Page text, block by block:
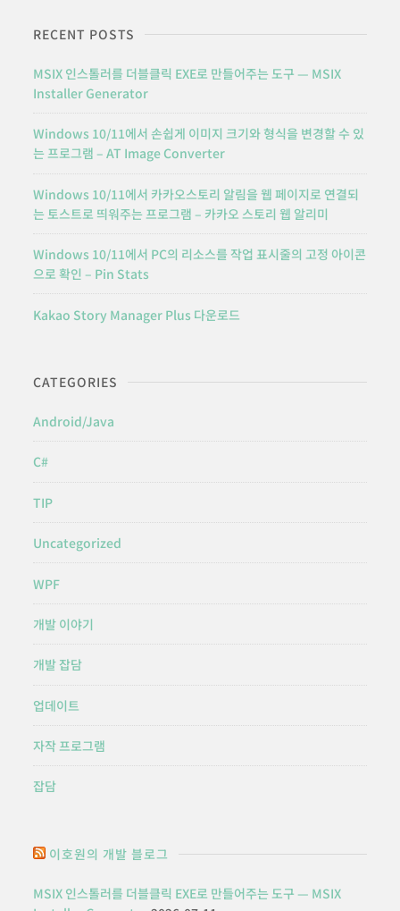
RECENT POSTS
MSIX 인스톨러를 더블클릭 EXE로 만들어주는 도구 — MSIX
Installer Generator
Windows 10/11에서 손쉽게 이미지 크기와 형식을 변경할 수 있
는 프로그램 – AT Image Converter
Windows 10/11에서 카카오스토리 알림을 웹 페이지로 연결되
는 토스트로 띄워주는 프로그램 – 카카오 스토리 웹 알리미
Windows 10/11에서 PC의 리소스를 작업 표시줄의 고정 아이콘
으로 확인 – Pin Stats
Kakao Story Manager Plus 다운로드
CATEGORIES
Android/Java
C#
TIP
Uncategorized
WPF
개발 이야기
개발 잡담
업데이트
자작 프로그램
잡담
이호원의 개발 블로그
MSIX 인스톨러를 더블클릭 EXE로 만들어주는 도구 — MSIX